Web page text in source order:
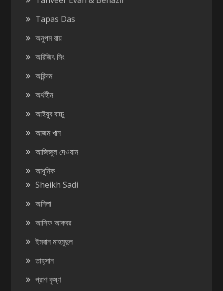
Tapas Das
অনুপম রায়
অরিজিৎ সিং
অরিন্দম
অর্থহীন
আইয়ুব বাচ্চু
আজম খান
আজিজুল দেওয়ান
আধুনিক
Sheikh Sadi
অনিলা
আসিফ আকবর
ইমরান মাহমুদুল
তাহ্‌সান
প্রাণ কৃষ্ণ